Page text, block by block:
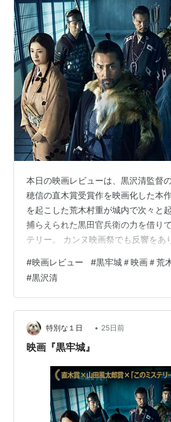
本日の映画レビューは、黒沢清監督
穂信の直木賞受賞作を映画化した本
を起こした荒木村重が城内で次々と
捕らえられた黒田官兵衛の力を借り
テリー。 カンヌ映画祭でも反響をあ
あった竹中半兵衛役を演じた菅田将
兵衛を演じ面白い巡り合わせに興味
村重を演じるのは本木雅弘で、その
とは異なり、怪事件により家臣に疑
殺生を嫌い情に厚い人間的な一面が
た、毛利を頼りに城を出るラストや
#映画レビュー #黒牢城＃映画＃荒
#黒沢清
特別な１日 • 25日前
映画『黒牢城』